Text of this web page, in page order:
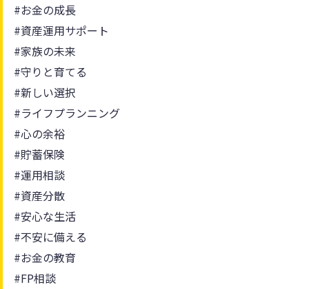
#お金の成長
#資産運用サポート
#家族の未来
#守りと育てる
#新しい選択
#ライフプランニング
#心の余裕
#貯蓄保険
#運用相談
#資産分散
#安心な生活
#不安に備える
#お金の教育
#FP相談